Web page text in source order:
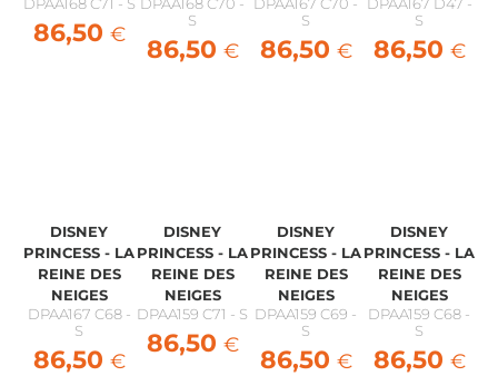
DPAA168 C71 - S
86,50 €
DPAA168 C70 -
S
86,50 €
DPAA167 C70 -
S
86,50 €
DPAA167 D47 -
S
86,50 €
DISNEY
PRINCESS - LA
REINE DES
NEIGES
DPAA167 C68 -
S
86,50 €
DISNEY
PRINCESS - LA
REINE DES
NEIGES
DPAA159 C71 - S
86,50 €
DISNEY
PRINCESS - LA
REINE DES
NEIGES
DPAA159 C69 -
S
86,50 €
DISNEY
PRINCESS - LA
REINE DES
NEIGES
DPAA159 C68 -
S
86,50 €